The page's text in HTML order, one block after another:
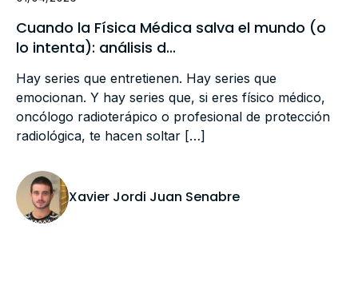
Cuando la Física Médica salva el mundo (o
lo intenta): análisis d...
Hay series que entretienen. Hay series que
emocionan. Y hay series que, si eres físico médico,
oncólogo radioterápico o profesional de protección
radiológica, te hacen soltar […]
Xavier Jordi Juan Senabre